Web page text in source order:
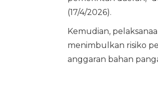
(17/4/2026).
Kemudian,
menimbulkan risiko
anggaran bahan